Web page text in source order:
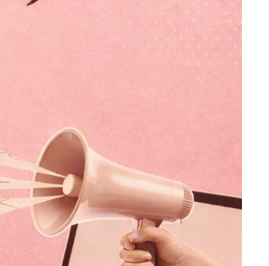
Jalisco Late
$1,199.00 $499.00